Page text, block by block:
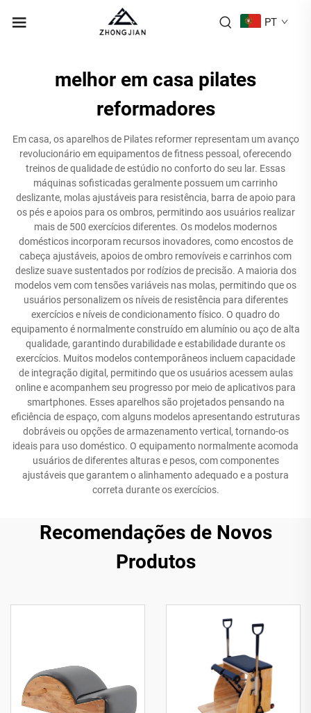
PT
melhor em casa pilates
reformadores
Em casa, os aparelhos de Pilates reformer representam um avanço
revolucionário em equipamentos de fitness pessoal, oferecendo
treinos de qualidade de estúdio no conforto do seu lar. Essas
máquinas sofisticadas geralmente possuem um carrinho
deslizante, molas ajustáveis para resistência, barra de apoio para
os pés e apoios para os ombros, permitindo aos usuários realizar
mais de 500 exercícios diferentes. Os modelos modernos
domésticos incorporam recursos inovadores, como encostos de
cabeça ajustáveis, apoios de ombro removíveis e carrinhos com
deslize suave sustentados por rodízios de precisão. A maioria dos
modelos vem com tensões variáveis nas molas, permitindo que os
usuários personalizem os níveis de resistência para diferentes
exercícios e níveis de condicionamento físico. O quadro do
equipamento é normalmente construído em alumínio ou aço de alta
qualidade, garantindo durabilidade e estabilidade durante os
exercícios. Muitos modelos contemporâneos incluem capacidade
de integração digital, permitindo que os usuários acessem aulas
online e acompanhem seu progresso por meio de aplicativos para
smartphones. Esses aparelhos são projetados pensando na
eficiência de espaço, com alguns modelos apresentando estruturas
dobráveis ou opções de armazenamento vertical, tornando-os
ideais para uso doméstico. O equipamento normalmente acomoda
usuários de diferentes alturas e pesos, com componentes
ajustáveis que garantem o alinhamento adequado e a postura
correta durante os exercícios.
Recomendações de Novos
Produtos